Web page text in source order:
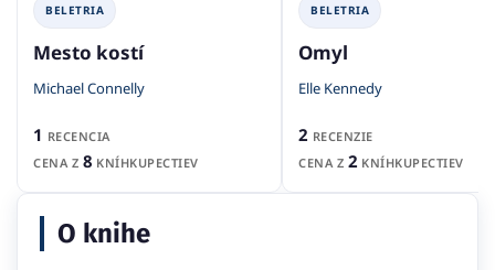
BELETRIA
Mesto kostí
Michael Connelly
1 RECENCIA
CENA Z 8 KNÍHKUPECTIEV
BELETRIA
Omyl
Elle Kennedy
2 RECENZIE
CENA Z 2 KNÍHKUPECTIEV
O knihe